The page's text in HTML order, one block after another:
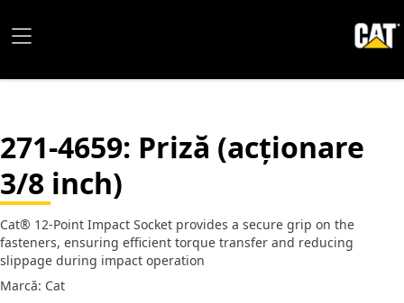
271-4659: Priză (acționare
3/8 inch)
Cat® 12-Point Impact Socket provides a secure grip on the
fasteners, ensuring efficient torque transfer and reducing
slippage during impact operation
Marcă: Cat